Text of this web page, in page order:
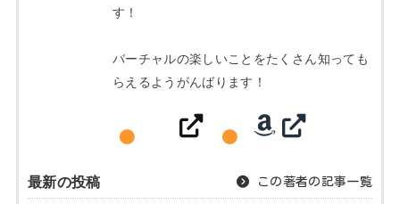
す！
バーチャルの楽しいことをたくさん知っても
らえるようがんばります！
最新の投稿 この著者の記事一覧